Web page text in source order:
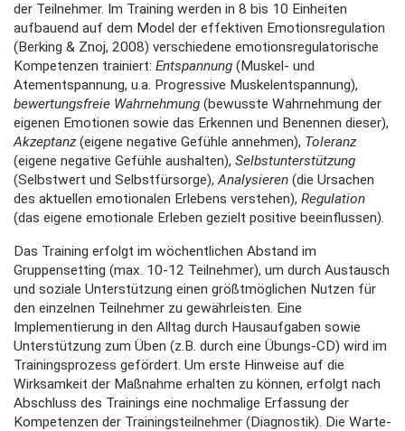
der Teilnehmer. Im Training werden in 8 bis 10 Einheiten
aufbauend auf dem Model der effektiven Emotionsregulation
(Berking & Znoj, 2008) verschiedene emotionsregulatorische
Kompetenzen trainiert: Entspannung (Muskel- und
Atementspannung, u.a. Progressive Muskelentspannung),
bewertungsfreie Wahrnehmung (bewusste Wahrnehmung der
eigenen Emotionen sowie das Erkennen und Benennen dieser),
Akzeptanz(eigene negative Gefühle annehmen), Toleranz
(eigene negative Gefühle aushalten), Selbstunterstützung
(Selbstwert und Selbstfürsorge),Analysieren (die Ursachen
des aktuellen emotionalen Erlebens verstehen), Regulation
(das eigene emotionale Erleben gezielt positive beeinflussen).
Das Training erfolgt im wöchentlichen Abstand im
Gruppensetting (max. 10-12 Teilnehmer), um durch Austausch
und soziale Unterstützung einen größtmöglichen Nutzen für
den einzelnen Teilnehmer zu gewährleisten. Eine
Implementierung in den Alltag durch Hausaufgaben sowie
Unterstützung zum Üben (z.B. durch eine Übungs-CD) wird im
Trainingsprozess gefördert. Um erste Hinweise auf die
Wirksamkeit der Maßnahme erhalten zu können, erfolgt nach
Abschluss des Trainings eine nochmalige Erfassung der
Kompetenzen der Trainingsteilnehmer (Diagnostik). Die Warte-